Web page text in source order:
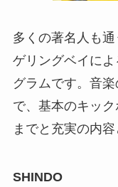
多くの著名人も
ゲリングベイに
グラムです。音
で、基本のキッ
までと充実の内容
SHINDO